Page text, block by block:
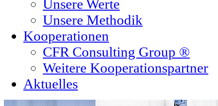
Unsere Werte
Unsere Methodik
Kooperationen
CFR Consulting Group ®
Weitere Kooperationspartner
Aktuelles